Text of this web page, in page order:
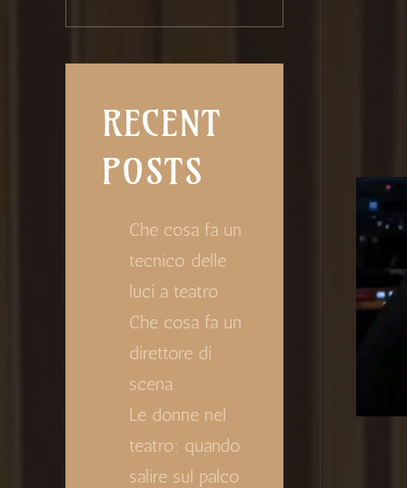
RECENT
POSTS
Che cosa fa un
tecnico delle
luci a teatro
Che cosa fa un
direttore di
scena
Le donne nel
teatro: quando
salire sul palco